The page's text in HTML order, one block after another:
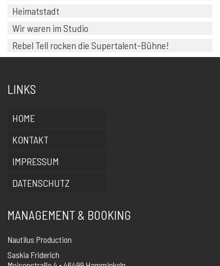
Heimatstadt
Wir waren im Studio
Rebel Tell rocken die Supertalent-Bühne!
LINKS
HOME
KONTAKT
IMPRESSUM
DATENSCHUTZ
MANAGEMENT & BOOKING
Nautilus Production
Saskia Friderich